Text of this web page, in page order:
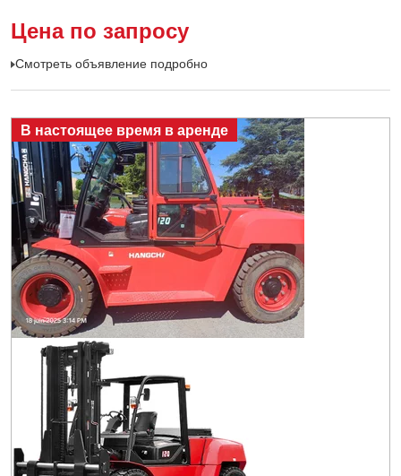
Цена по запросу
Смотреть объявление подробно
В настоящее время в аренде